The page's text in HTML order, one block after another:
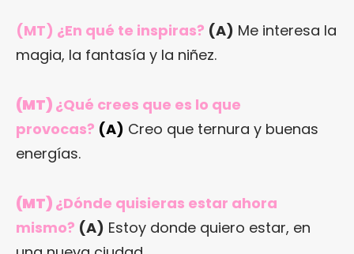
(MT) ¿En qué te inspiras? (A) Me interesa la
magia, la fantasía y la niñez.
(MT) ¿Qué crees que es lo que
provocas? (A) Creo que ternura y buenas
energías.
(MT) ¿Dónde quisieras estar ahora
mismo? (A) Estoy donde quiero estar, en